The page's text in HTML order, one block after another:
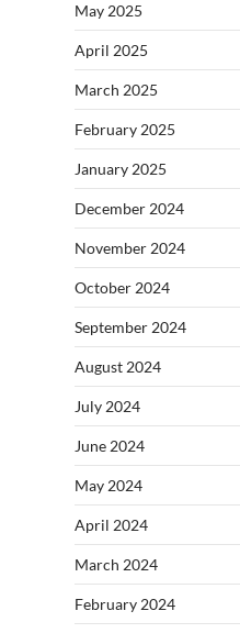
May 2025
April 2025
March 2025
February 2025
January 2025
December 2024
November 2024
October 2024
September 2024
August 2024
July 2024
June 2024
May 2024
April 2024
March 2024
February 2024